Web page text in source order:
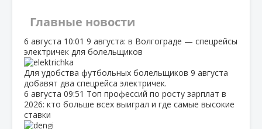
Главные новости
6 августа 10:01 9 августа: в Волгограде — спецрейсы
электричек для болельщиков
Для удобства футбольных болельщиков 9 августа
добавят два спецрейса электричек.
6 августа 09:51 Топ профессий по росту зарплат в
2026: кто больше всех выиграл и где самые высокие
ставки